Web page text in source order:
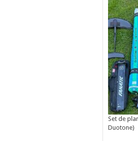
Set de
Duotone)